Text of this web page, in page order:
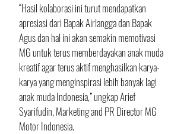
“Hasil kolaborasi ini turut mendapatkan
apresiasi dari Bapak Airlangga dan Bapak
Agus dan hal ini akan semakin memotivasi
MG untuk terus memberdayakan anak muda
kreatif agar terus aktif menghasilkan karya-
karya yang menginspirasi lebih banyak lagi
anak muda Indonesia,” ungkap Arief
Syarifudin, Marketing and PR Director MG
Motor Indonesia.